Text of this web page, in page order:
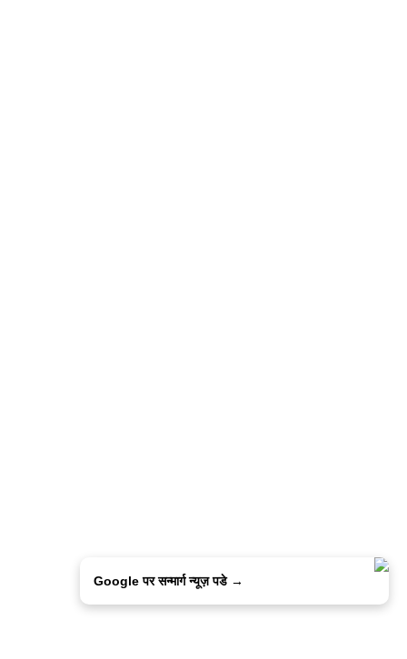
Google पर सन्मार्ग न्यूज़ पडे →